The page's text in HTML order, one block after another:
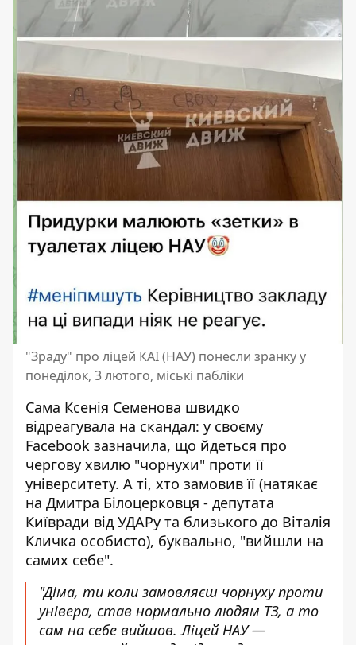
"Зраду" про ліцей КАІ (НАУ) понесли зранку у
понеділок, 3 лютого, міські пабліки
Сама Ксенія Семенова швидко
відреагувала на скандал: у своєму
Facebook зазначила, що йдеться про
чергову хвилю "чорнухи" проти її
університету. А ті, хто замовив її (натякає
на Дмитра Білоцерковця - депутата
Київради від УДАРу та близького до Віталія
Кличка особисто), буквально, "вийшли на
самих себе".
"Діма, ти коли замовляєш чорнуху проти
універа, став нормально людям ТЗ, а то
сам на себе вийшов. Ліцей НАУ —